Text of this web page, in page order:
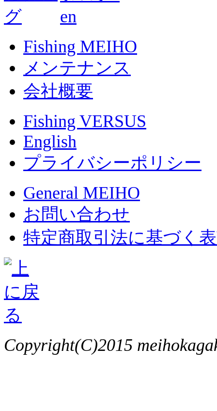
Fishing MEIHO
メンテナンス
会社概要
Fishing VERSUS
English
プライバシーポリシー
General MEIHO
お問い合わせ
特定商取引法に基づく
Copyright(C)2015